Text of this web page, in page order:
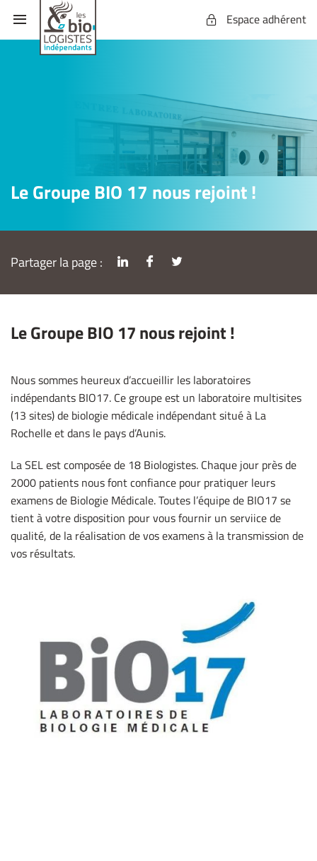
Espace adhérent
Le Groupe BIO 17 nous rejoint !
Partager la page :
Le Groupe BIO 17 nous rejoint !
Nous sommes heureux d’accueillir les laboratoires
indépendants BIO17. Ce groupe est un laboratoire multisites
(13 sites) de biologie médicale indépendant situé à La
Rochelle et dans le pays d’Aunis.
La SEL est composée de 18 Biologistes. Chaque jour près de
2000 patients nous font confiance pour pratiquer leurs
examens de Biologie Médicale. Toutes l’équipe de BIO17 se
tient à votre disposition pour vous fournir un serviice de
qualité, de la réalisation de vos examens à la transmission de
vos résultats.